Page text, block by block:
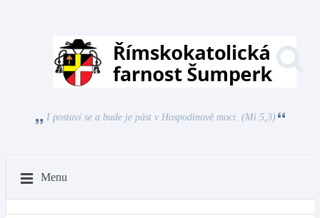
I postaví se a bude je pást v Hospodinově moci. (Mi 5,3)
Menu